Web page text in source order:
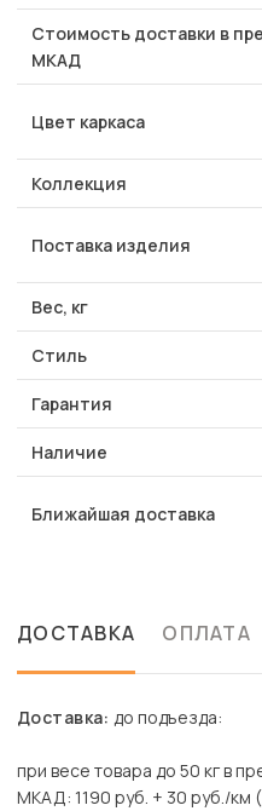
Стоимость доставки в
МКАД
Цвет каркаса
Коллекция
Поставка изделия
Вес, кг
Стиль
Гарантия
Наличие
Ближайшая доставка
ДОСТАВКА ОПЛАТА
Доставка: до подъезда:
при весе товара до 50 кг в
МКАД: 1190 руб. + 30 руб./км